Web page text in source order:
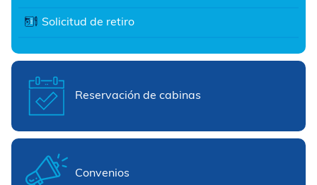
Solicitud de retiro
Reservación de cabinas
Convenios